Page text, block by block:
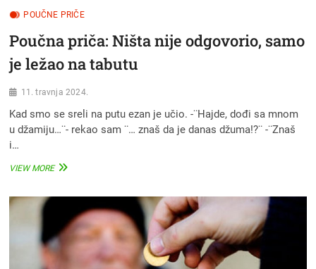
POUČNE PRIČE
Poučna priča: Ništa nije odgovorio, samo
je ležao na tabutu
11. travnja 2024.
Kad smo se sreli na putu ezan je učio. -¨Hajde, dođi sa mnom
u džamiju…¨- rekao sam ¨… znaš da je danas džuma!?¨ -¨Znaš
i…
VIEW MOREPOUČNA
ODGOVORIO,
SAMO
JE
LEŽAO